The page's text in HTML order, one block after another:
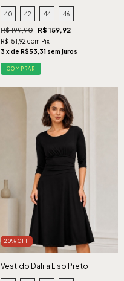
40 42 44 46
R$ 199,90 R$ 159,92
R$151,92 com Pix
3 x de R$53,31 sem juros
COMPRAR
20% OFF
Vestido Dalila Liso Preto